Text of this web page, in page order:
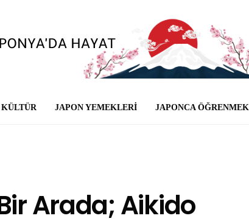
KÜLTÜR JAPON YEMEKLERI JAPONCA ÖĞRENMEK
Arada; Aikido